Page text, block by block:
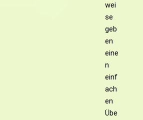
wei
se
geb
en
eine
n
einf
ach
en
Übe